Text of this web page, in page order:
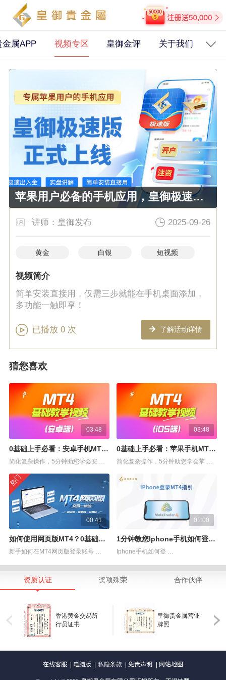
金属APP 视频专区 皇御金评 关于我们 公
苹果用户必备的手机应用，皇御极速版正式启用！
讲师：皇御发布 2025-09-26
黄金 白银 短视频
视频简介
简单安装直接用，仅需三步就能在手机桌面添加，
多功能一触即享！
已播放0 次 了解活动详情
猜您喜欢
03:48
0基础上手必看：安卓手机MT4使用全攻略
简化复杂操作，5分钟助您学会安 …
03:48
0基础上手必看：苹果手机MT4使用全攻略
简化复杂操作，5分钟助您学会苹 …
热门
00:41
如何使用网页版MT4？0基础一看就会！
新手如何在MT4网页版登录账号 …
01:00
1分钟教您Iphone手机如何登录MT4
Iphone手机如何登 …
资质认证 奖项殊荣 合作伙伴
香港黄金交易所
行员证书
皇御贵金属营业
牌照